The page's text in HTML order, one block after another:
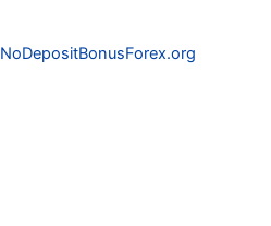
NoDepositBonusForex.org